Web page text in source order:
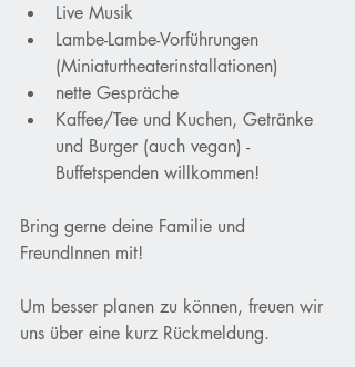
Live Musik
Lambe-Lambe-Vorführungen
(Miniaturtheaterinstallationen)
nette Gespräche
Kaffee/Tee und Kuchen, Getränke
und Burger (auch vegan) -
Buffetspenden willkommen!
Bring gerne deine Familie und
FreundInnen mit!
Um besser planen zu können, freuen wir
uns über eine kurz Rückmeldung.